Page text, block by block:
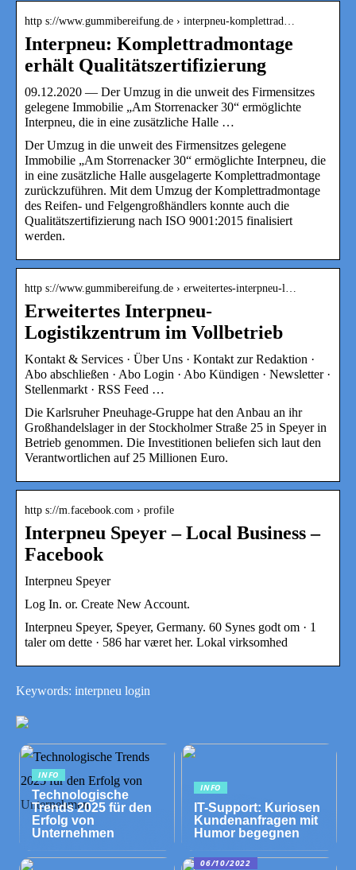
http s://www.gummibereifung.de › interpneu-komplettrad…
Interpneu: Komplettradmontage
erhält Qualitätszertifizierung
09.12.2020 — Der Umzug in die unweit des Firmensitzes
gelegene Immobilie „Am Storrenacker 30“ ermöglichte
Interpneu, die in eine zusätzliche Halle …
Der Umzug in die unweit des Firmensitzes gelegene
Immobilie „Am Storrenacker 30“ ermöglichte Interpneu, die
in eine zusätzliche Halle ausgelagerte Komplettradmontage
zurückzuführen. Mit dem Umzug der Komplettradmontage
des Reifen- und Felgengroßhändlers konnte auch die
Qualitätszertifizierung nach ISO 9001:2015 finalisiert
werden.
http s://www.gummibereifung.de › erweitertes-interpneu-l…
Erweitertes Interpneu-
Logistikzentrum im Vollbetrieb
Kontakt & Services · Über Uns · Kontakt zur Redaktion ·
Abo abschließen · Abo Login · Abo Kündigen · Newsletter ·
Stellenmarkt · RSS Feed …
Die Karlsruher Pneuhage-Gruppe hat den Anbau an ihr
Großhandelslager in der Stockholmer Straße 25 in Speyer in
Betrieb genommen. Die Investitionen beliefen sich laut den
Verantwortlichen auf 25 Millionen Euro.
http s://m.facebook.com › profile
Interpneu Speyer – Local Business –
Facebook
Interpneu Speyer
Log In. or. Create New Account.
Interpneu Speyer, Speyer, Germany. 60 Synes godt om · 1
taler om dette · 586 har været her. Lokal virksomhed
Keywords: interpneu login
INFO
Technologische
Trends 2025 für den
Erfolg von
Unternehmen
INFO
IT-Support: Kuriosen
Kundenanfragen mit
Humor begegnen
06/10/2022